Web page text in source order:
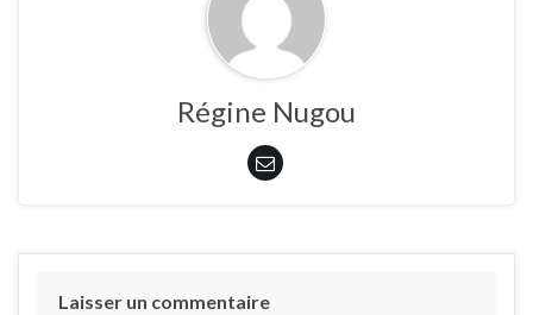
Régine Nugou
Laisser un commentaire